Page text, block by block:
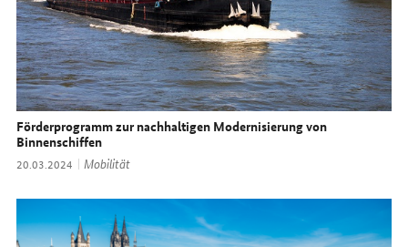
Förderprogramm zur nachhaltigen Modernisierung von
Binnenschiffen
Datum:
20.03.2024 Thema:
Mobilität